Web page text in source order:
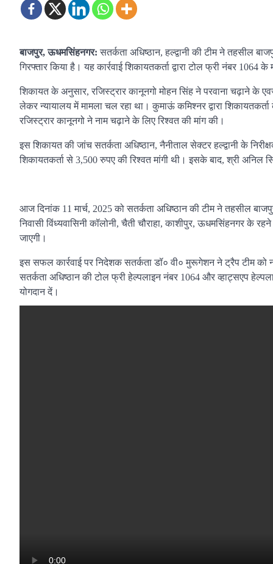
बाजपुर, ऊधमसिंहनगर: सतर्कता अधिष्ठान, हल्द्वानी की टीम ने तहसील
गिरफ्तार किया है। यह कार्रवाई शिकायतकर्ता द्वारा टोल फ्री नंबर
शिकायत के अनुसार, रजिस्ट्रार कानूनगो मोहन सिंह ने परवाना चढ़ाने के
लेकर न्यायालय में मामला चल रहा था। कुमाऊं कमिश्नर द्वारा
रजिस्ट्रार कानूनगो ने नाम चढ़ाने के लिए रिश्वत की मांग की।
इस शिकायत की जांच सतर्कता अधिष्ठान, नैनीताल सेक्टर हल्द्वानी के
शिकायतकर्ता से 3,500 रुपए की रिश्वत मांगी थी। इसके बाद, श्री अनिल
आज दिनांक 11 मार्च, 2025 को सतर्कता अधिष्ठान की टीम ने तहसील
निवासी विंध्यवासिनी कॉलोनी, चैती चौराहा, काशीपुर, ऊधमसिंहनगर के
जाएगी।
इस सफल कार्रवाई पर निदेशक सतर्कता डॉ० वी० मुरूगेशन ने ट्रैप टीम
सतर्कता अधिष्ठान की टोल फ्री हेल्पलाइन नंबर 1064 और व्हाट्सएप
योगदान दें।